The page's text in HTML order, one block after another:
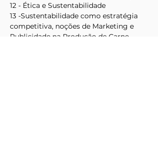
12 - Ética e Sustentabilidade
13 -Sustentabilidade como estratégia
competitiva, noções de Marketing e
Publicidade na Produção de Carne